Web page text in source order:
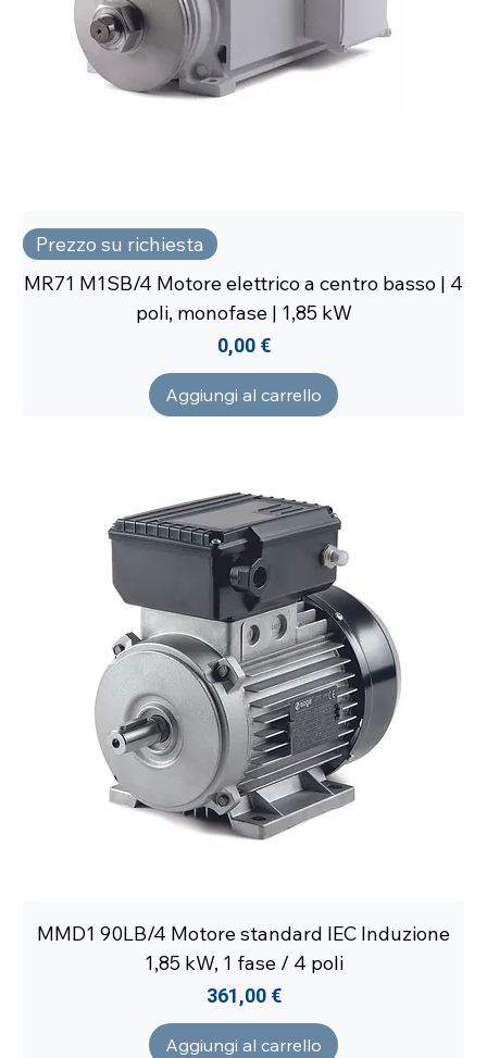
Prezzo su richiesta
MR71 M1SB/4 Motore elettrico a centro basso | 4
poli, monofase | 1,85 kW
Prezzo
0,00 €
Aggiungi al carrello
MMD1 90LB/4 Motore standard IEC Induzione
1,85 kW, 1 fase / 4 poli
Prezzo
361,00 €
Aggiungi al carrello